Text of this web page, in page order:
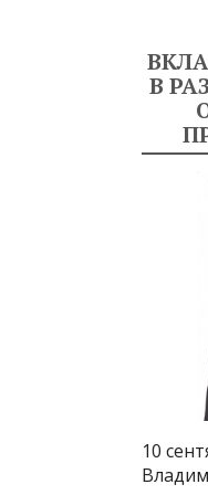
В
10